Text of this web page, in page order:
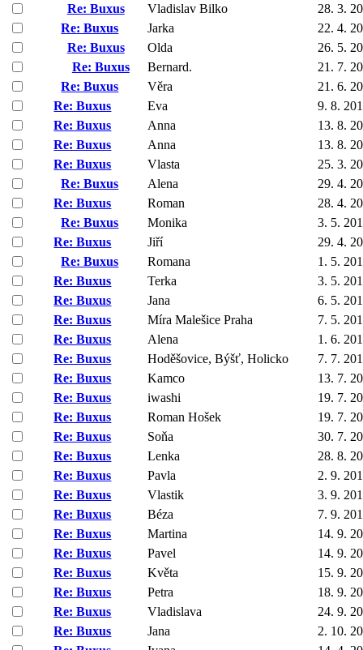
Re: Buxus Vladislav Bilko
28. 3.
Re: Buxus
Jarka
22. 4.
Re: Buxus
Olda
26. 5.
Re: Buxus
Bernard.
21. 7.
Re: Buxus
Věra
21. 6.
Re: Buxus
Eva
9. 8.
Re: Buxus
Anna
13. 8.
Re: Buxus
Anna
13. 8.
Re: Buxus
Vlasta
25. 3.
Re: Buxus
Alena
29. 4.
Re: Buxus
Roman
28. 4.
Re: Buxus
Monika
3. 5.
Re: Buxus
Jiří
29. 4.
Re: Buxus
Romana
1. 5.
Re: Buxus
Terka
3. 5.
Re: Buxus
Jana
6. 5.
Re: Buxus
Míra Malešice Praha
7. 5.
Re: Buxus
Alena
1. 6.
Re: Buxus
Hoděšovice, Býšť, Holicko
7. 7.
Re: Buxus
Kamco
13. 7.
Re: Buxus
iwashi
19. 7.
Re: Buxus
Roman Hošek
19. 7.
Re: Buxus
Soňa
30. 7.
Re: Buxus
Lenka
28. 8.
Re: Buxus
Pavla
2. 9.
Re: Buxus
Vlastik
3. 9.
Re: Buxus
Béza
7. 9.
Re: Buxus
Martina
14. 9.
Re: Buxus
Pavel
14. 9.
Re: Buxus
Květa
15. 9.
Re: Buxus
Petra
18. 9.
Re: Buxus
Vladislava
24. 9.
Re: Buxus
Jana
2. 10.